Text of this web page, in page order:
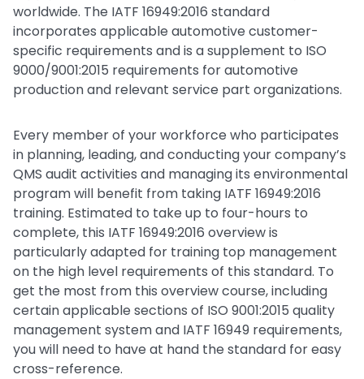
worldwide. The IATF 16949:2016 standard
incorporates applicable automotive customer-
specific requirements and is a supplement to ISO
9000/9001:2015 requirements for automotive
production and relevant service part organizations.
Every member of your workforce who participates
in planning, leading, and conducting your company’s
QMS audit activities and managing its environmental
program will benefit from taking IATF 16949:2016
training. Estimated to take up to four-hours to
complete, this IATF 16949:2016 overview is
particularly adapted for training top management
on the high level requirements of this standard. To
get the most from this overview course, including
certain applicable sections of ISO 9001:2015 quality
management system and IATF 16949 requirements,
you will need to have at hand the standard for easy
cross-reference.